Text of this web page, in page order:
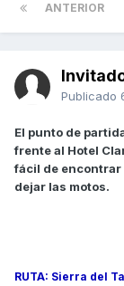
ANTERIOR
Publicado
El punto de
frente al Hotel
fácil de encontrar
dejar las motos.
RUTA: Sierra del